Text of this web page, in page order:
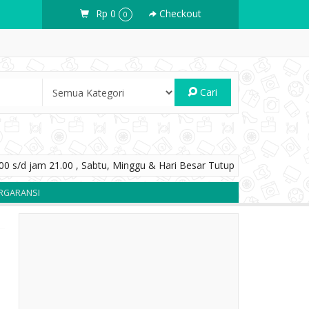
Rp 0 0 Checkout
Cari
s/d jam 21.00 , Sabtu, Minggu & Hari Besar Tutup